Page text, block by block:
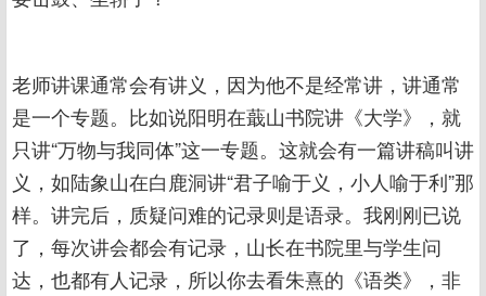
老师讲课通常会有讲义，因为他不是经常讲，讲通常
是一个专题。比如说阳明在蕺山书院讲《大学》，就
只讲“万物与我同体”这一专题。这就会有一篇讲稿叫讲
义，如陆象山在白鹿洞讲“君子喻于义，小人喻于利”那
样。讲完后，质疑问难的记录则是语录。我刚刚已说
了，每次讲会都会有记录，山长在书院里与学生问
达，也都有人记录，所以你去看朱熹的《语类》，非